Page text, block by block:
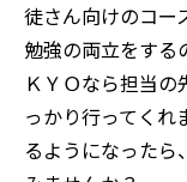
徒さん向けのコー
勉強の両立をする
ＫＹＯなら担当
っかり行ってくれ
るようになったら